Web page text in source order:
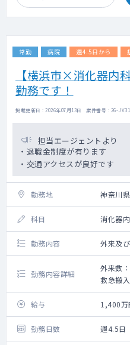
部）午
内視鏡
常勤 病院 週4.5日から
【横浜市×消化器内
勤務です！
掲載更新日 : 2026年07月13日 案件番号 : 26-
担当エージェントより
・退職金制度が有ります
・交通アクセスが良好です
勤務地 神奈川
科目 消化器
勤務内容 外来及
勤務内容詳細
外来数
救急搬
給与 1,400
勤務日数 週4.5日